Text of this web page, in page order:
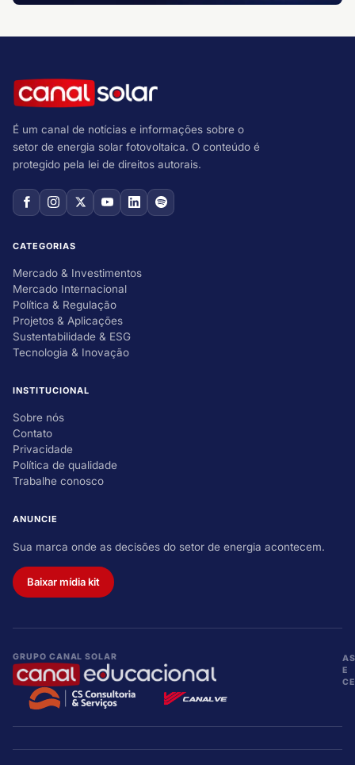
É um canal de notícias e informações sobre o
setor de energia solar fotovoltaica. O conteúdo é
protegido pela lei de direitos autorais.
CATEGORIAS
Mercado & Investimentos
Mercado Internacional
Política & Regulação
Projetos & Aplicações
Sustentabilidade & ESG
Tecnologia & Inovação
INSTITUCIONAL
Sobre nós
Contato
Privacidade
Política de qualidade
Trabalhe conosco
ANUNCIE
Sua marca onde as decisões do setor de energia acontecem.
Baixar mídia kit
GRUPO CANAL SOLAR
E